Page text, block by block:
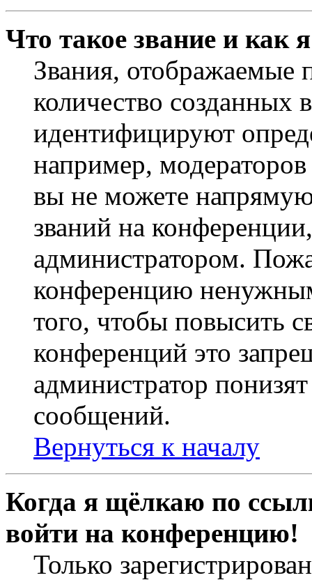
Что такое звание и как
Звания,
количество
идентифицируют
например,
вы не можете
званий на
администратором.
конференцию
того, чтобы повысить
конференций это
администратор
сообщений.
Вернуться к началу
Когда я щёлкаю по
войти на конференцию!
Только